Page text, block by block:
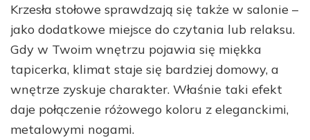
Krzesła stołowe sprawdzają się także w salonie –
jako dodatkowe miejsce do czytania lub relaksu.
Gdy w Twoim wnętrzu pojawia się miękka
tapicerka, klimat staje się bardziej domowy, a
wnętrze zyskuje charakter. Właśnie taki efekt
daje połączenie różowego koloru z eleganckimi,
metalowymi nogami.